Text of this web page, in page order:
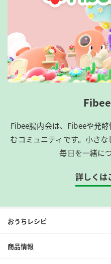
Fibee腸内会は、​Fibeeや発
むコミュニティです。​小さ
毎日を一緒に
詳しくは
おうちレシピ
商品情報